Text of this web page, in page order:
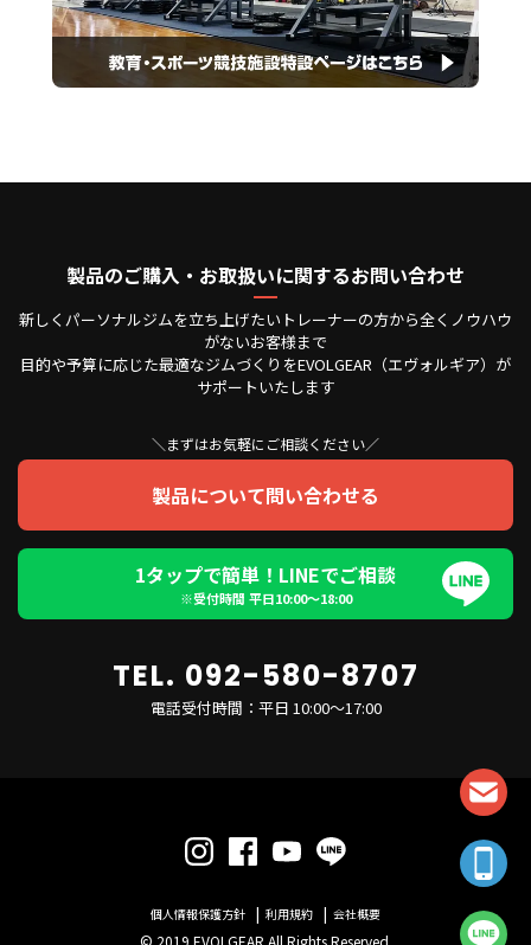
製品のご購入・お取扱いに関するお問い合わせ
新しくパーソナルジムを立ち上げたいトレーナーの方から全くノウハウ
がないお客様まで
目的や予算に応じた最適なジムづくりをEVOLGEAR（エヴォルギア）が
サポートいたします
＼まずはお気軽にご相談ください／
製品について問い合わせる
1タップで簡単！LINEでご相談
※受付時間 平日10:00〜18:00
TEL. 092-580-8707
電話受付時間：平日 10:00～17:00
個人情報保護方針 利用規約 会社概要
© 2019 EVOLGEAR All Rights Reserved.